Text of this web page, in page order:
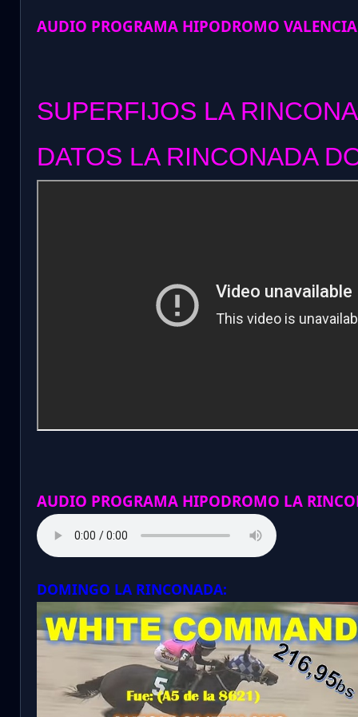
AUDIO PROGRAMA HIPODROMO
SUPERFIJOS LA
DATOS LA RINCONADA
AUDIO PROGRAMA HIPODROMO LA
DOMINGO LA RINCONADA: